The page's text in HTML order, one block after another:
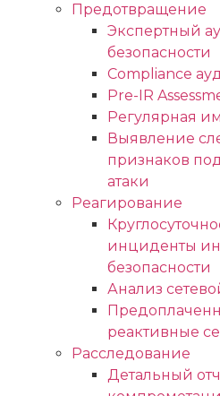
Предотвращение
Экспертный
безопасности
Compliance
Pre-IR
Регулярная
Выявление
признаков
атаки
Реагирование
инциденты
безопасности
Анализ
реактивные
Расследование
Детальный